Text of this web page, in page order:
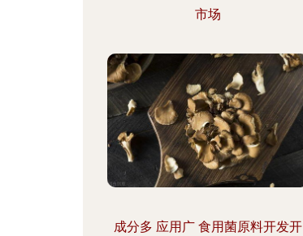
市场
成分多 应用广 食用菌原料开发开